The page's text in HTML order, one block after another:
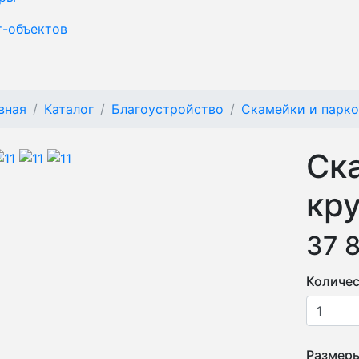
объектов
Каталог Благоустройство Скамейки и
37